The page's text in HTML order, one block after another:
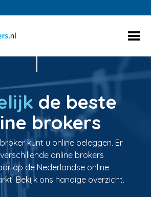
de beste
brokers
kunt u online beleggen. Er
online brokers
op de Nederlandse online
Bekijk ons handige overzicht.